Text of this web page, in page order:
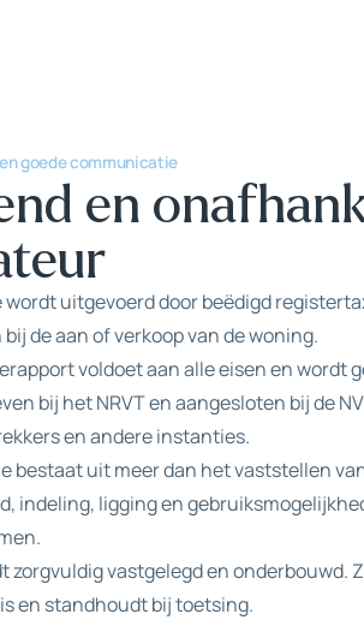
goede communicatie
en
wordt uitgevoerd door beëdigd
de aan of verkoop van de woning.
voldoet aan alle eisen en wordt
bij het NRVT en aangesloten bij de
en andere instanties.
bestaat uit meer dan het vaststellen
indeling, ligging en
zorgvuldig vastgelegd en
en standhoudt bij toetsing.